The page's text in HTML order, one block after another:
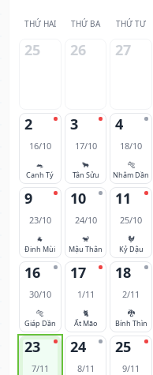
THỨ HAI THỨ BA THỨ TƯ
25 26 27
2
16/10
🐀
Canh Tý
3
17/10
🐂
Tân Sửu
4
18/10
🐅
Nhâm Dần
9
23/10
🐐
Đinh Mùi
10
24/10
🐒
Mậu Thân
11
25/10
🐓
Kỷ Dậu
16
30/10
🐅
Giáp Dần
17
1/11
🐈
Ất Mão
18
2/11
🐉
Bính Thìn
23
7/11
24
8/11
25
9/11